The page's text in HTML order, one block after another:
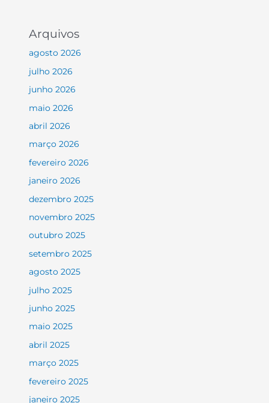
Arquivos
agosto 2026
julho 2026
junho 2026
maio 2026
abril 2026
março 2026
fevereiro 2026
janeiro 2026
dezembro 2025
novembro 2025
outubro 2025
setembro 2025
agosto 2025
julho 2025
junho 2025
maio 2025
abril 2025
março 2025
fevereiro 2025
janeiro 2025